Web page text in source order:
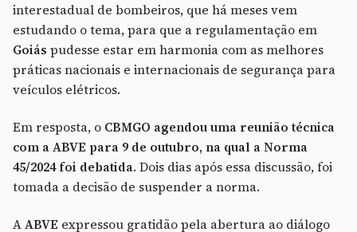
interestadual de bombeiros, que há meses vem
estudando o tema, para que a regulamentação em
Goiás pudesse estar em harmonia com as melhores
práticas nacionais e internacionais de segurança para
veículos elétricos.
Em resposta, o CBMGO agendou uma reunião técnica
com a ABVE para 9 de outubro, na qual a Norma
45/2024 foi debatida. Dois dias após essa discussão, foi
tomada a decisão de suspender a norma.
AABVE expressou gratidão pela abertura ao diálogo